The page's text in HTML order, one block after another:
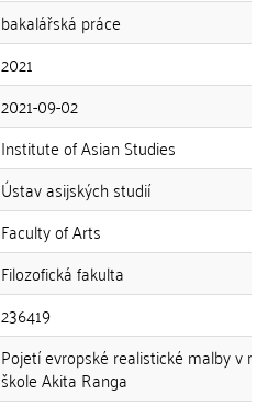
bakalářská práce
2021
2021-09-02
Institute of Asian Studies
Ústav asijských studií
Faculty of Arts
Filozofická fakulta
236419
Pojetí evropské realistické malby v
škole Akita Ranga